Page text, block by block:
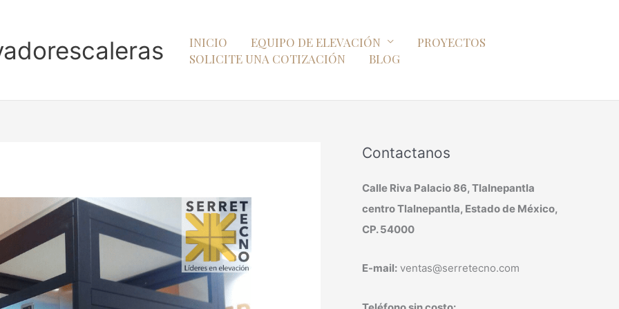
INICIO EQUIPO DE ELEVACIÓN
PROYECTOS
SOLICITE UNA COTIZACIÓN
BLOG
Contactanos
Calle Riva Palacio 86, Tlalnepantla
centro Tlalnepantla, Estado de México,
CP. 54000
E-mail: ventas@serretecno.com